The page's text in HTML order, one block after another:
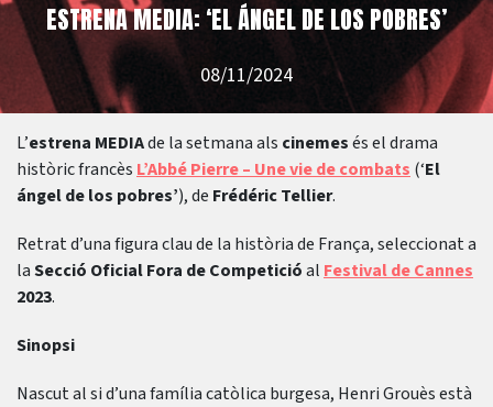
ESTRENA MEDIA: ‘EL ÁNGEL DE LOS POBRES’
08/11/2024
L’estrena MEDIAde la setmana als cinemesés el drama
històric francès L’Abbé Pierre – Une vie de combats (‘El
ángel de los pobres’), de Frédéric Tellier.
Retrat d’una figura clau de la història de França, seleccionat a
laSecció Oficial Fora de Competicióal Festival de Cannes
2023.
Sinopsi
Nascut al si d’una família catòlica burgesa, Henri Grouès està